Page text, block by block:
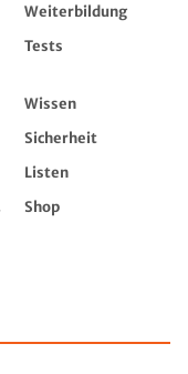
Weiterbildung
Tests
Wissen
Sicherheit
Listen
Shop